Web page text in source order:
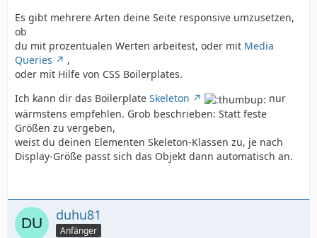
Es gibt mehrere Arten deine Seite responsive umzusetzen,
ob
du mit prozentualen Werten arbeitest, oder mit Media
Queries
,
oder mit Hilfe von CSS Boilerplates.
Ich kann dir das Boilerplate Skeleton
nur
wärmstens empfehlen. Grob beschrieben: Statt feste
Größen zu vergeben,
weist du deinen Elementen Skeleton-Klassen zu, je nach
Display-Größe passt sich das Objekt dann automatisch an.
duhu81
Anfänger